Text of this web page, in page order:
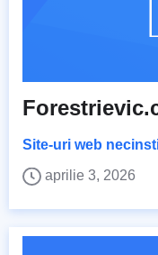
Site-uri web
aprilie 3, 2026